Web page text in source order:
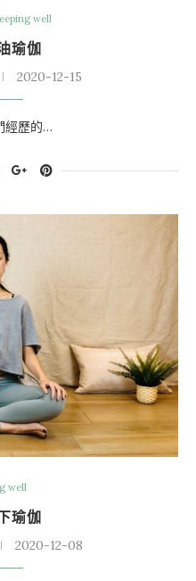
well
瑜伽
2020-12-15
經歷的…
well
瑜伽
2020-12-08